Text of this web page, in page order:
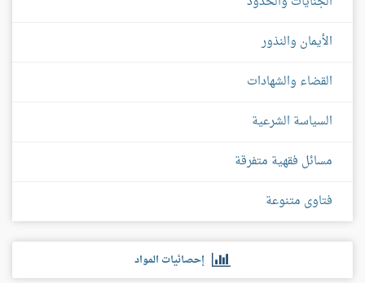
الأيمان والنذور
القضاء والشهادات
السياسة الشرعية
مسائل فقهية متفرقة
فتاوى متنوعة
إحصائيات المواد